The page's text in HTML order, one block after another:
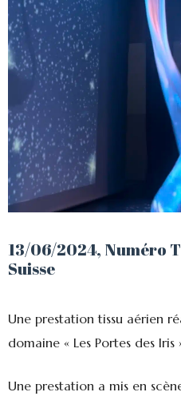
13/06/2024, Numéro
Suisse
Une prestation tissu aérien
domaine « Les Portes des
Une prestation a mis en